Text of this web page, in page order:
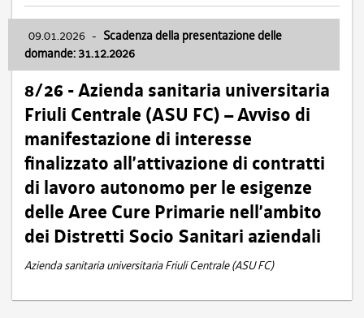
09.01.2026 - Scadenza della presentazione delle
domande: 31.12.2026
8/26 - Azienda sanitaria universitaria
Friuli Centrale (ASU FC) – Avviso di
manifestazione di interesse
finalizzato all’attivazione di contratti
di lavoro autonomo per le esigenze
delle Aree Cure Primarie nell’ambito
dei Distretti Socio Sanitari aziendali
Azienda sanitaria universitaria Friuli Centrale (ASU FC)